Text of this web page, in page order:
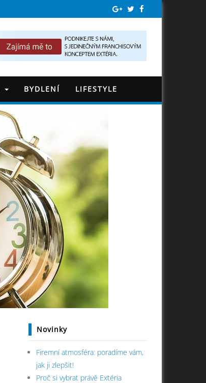
BYDLENÍ LIFESTYLE
Novinky
Firemní atmosféra: poradíme vám,
jak ji zlepšit!
Proč si vybrat právě Extéria